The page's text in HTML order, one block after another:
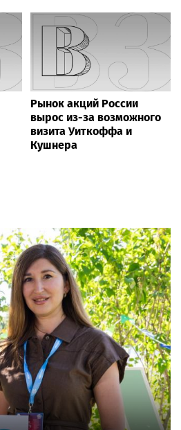
Рынок акций России
вырос из-за возможного
визита Уиткоффа и
Кушнера